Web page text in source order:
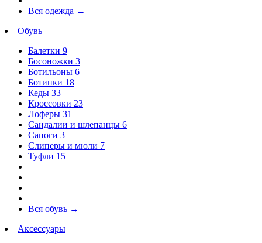
Вся одежда →
Обувь
Балетки 9
Босоножки 3
Ботильоны 6
Ботинки 18
Кеды 33
Кроссовки 23
Лоферы 31
Сандалии и шлепанцы 6
Сапоги 3
Слиперы и мюли 7
Туфли 15
Вся обувь →
Аксессуары